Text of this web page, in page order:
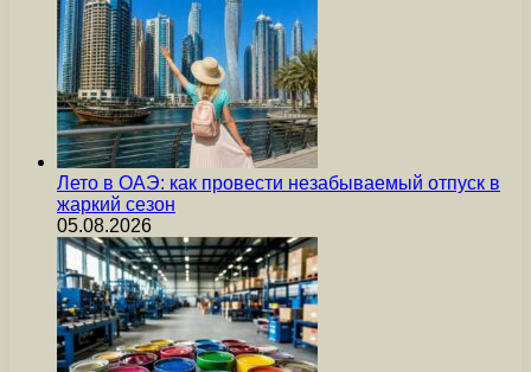
Лето в ОАЭ: как провести незабываемый отпуск в
жаркий сезон
05.08.2026